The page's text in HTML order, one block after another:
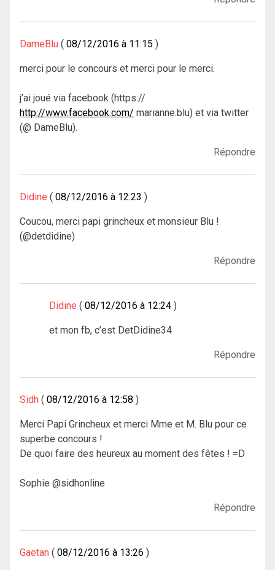
DameBlu 08/12/2016 à 11:15
merci pour le concours et merci pour le merci.
j’ai joué via facebook (https://
http://www.facebook.com/ marianne.blu) et via twitter
(@ DameBlu).
Répondre
Didine 08/12/2016 à 12:23
Coucou, merci papi grincheux et monsieur Blu !
(@detdidine)
Répondre
Didine 08/12/2016 à 12:24
et mon fb, c’est DetDidine34
Répondre
Sidh 08/12/2016 à 12:58
Merci Papi Grincheux et merci Mme et M. Blu pour ce
superbe concours !
De quoi faire des heureux au moment des fêtes ! =D
Sophie @sidhonline
Répondre
Gaetan 08/12/2016 à 13:26